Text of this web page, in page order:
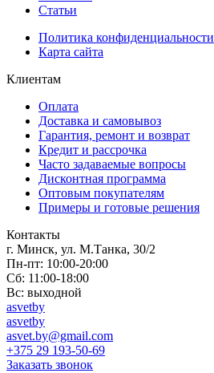
Статьи
Политика конфиденциальности
Карта сайта
Клиентам
Оплата
Доставка и самовывоз
Гарантия, ремонт и возврат
Кредит и рассрочка
Часто задаваемые вопросы
Дисконтная программа
Оптовым покупателям
Примеры и готовые решения
Контакты
г. Минск, ул. М.Танка, 30/2
Пн-пт: 10:00-20:00
Сб: 11:00-18:00
Вс: выходной
asvetby
asvetby
asvet.by@gmail.com
+375 29 193-50-69
Заказать звонок